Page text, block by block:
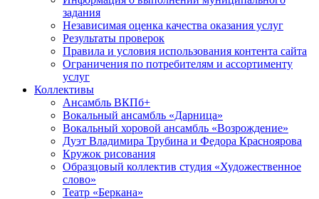
задания
Независимая оценка качества оказания услуг
Результаты проверок
Правила и условия использования контента сайта
Ограничения по потребителям и ассортименту
услуг
Коллективы
Ансамбль ВКПб+
Вокальный ансамбль «Дарница»
Вокальный хоровой ансамбль «Возрождение»
Дуэт Владимира Трубина и Федора Красноярова
Кружок рисования
Образцовый коллектив студия «Художественное
слово»
Театр «Беркана»